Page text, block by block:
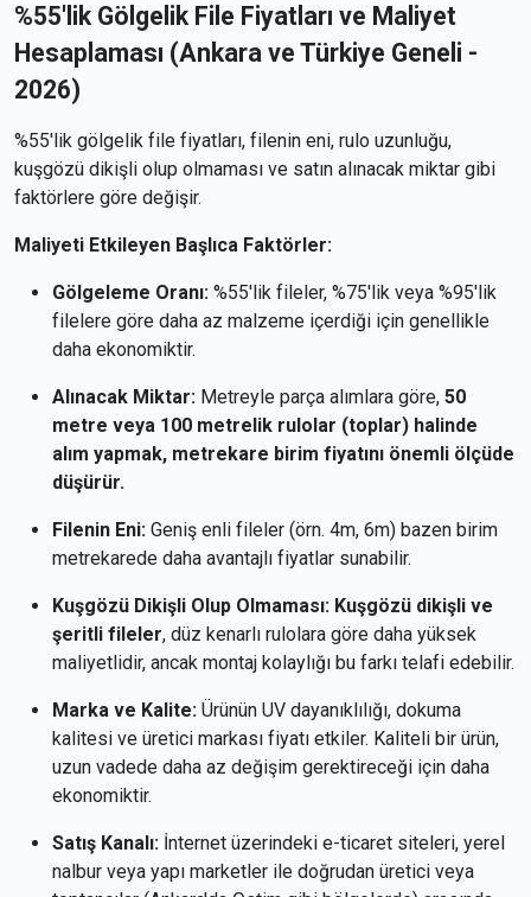
%55'lik Gölgelik File Fiyatları ve Maliyet
Hesaplaması (Ankara ve Türkiye Geneli -
2026)
%55'lik gölgelik file fiyatları, filenin eni, rulo uzunluğu,
kuşgözü dikişli olup olmaması ve satın alınacak miktar gibi
faktörlere göre değişir.
Maliyeti Etkileyen Başlıca Faktörler:
Gölgeleme Oranı: %55'lik fileler, %75'lik veya %95'lik
filelere göre daha az malzeme içerdiği için genellikle
daha ekonomiktir.
Alınacak Miktar: Metreyle parça alımlara göre, 50
metre veya 100 metrelik rulolar (toplar) halinde
alım yapmak, metrekare birim fiyatını önemli ölçüde
düşürür.
Filenin Eni: Geniş enli fileler (örn. 4m, 6m) bazen birim
metrekarede daha avantajlı fiyatlar sunabilir.
Kuşgözü Dikişli Olup Olmaması: Kuşgözü dikişli ve
şeritli fileler, düz kenarlı rulolara göre daha yüksek
maliyetlidir, ancak montaj kolaylığı bu farkı telafi edebilir.
Marka ve Kalite: Ürünün UV dayanıklılığı, dokuma
kalitesi ve üretici markası fiyatı etkiler. Kaliteli bir ürün,
uzun vadede daha az değişim gerektireceği için daha
ekonomiktir.
Satış Kanalı: İnternet üzerindeki e-ticaret siteleri, yerel
nalbur veya yapı marketler ile doğrudan üretici veya